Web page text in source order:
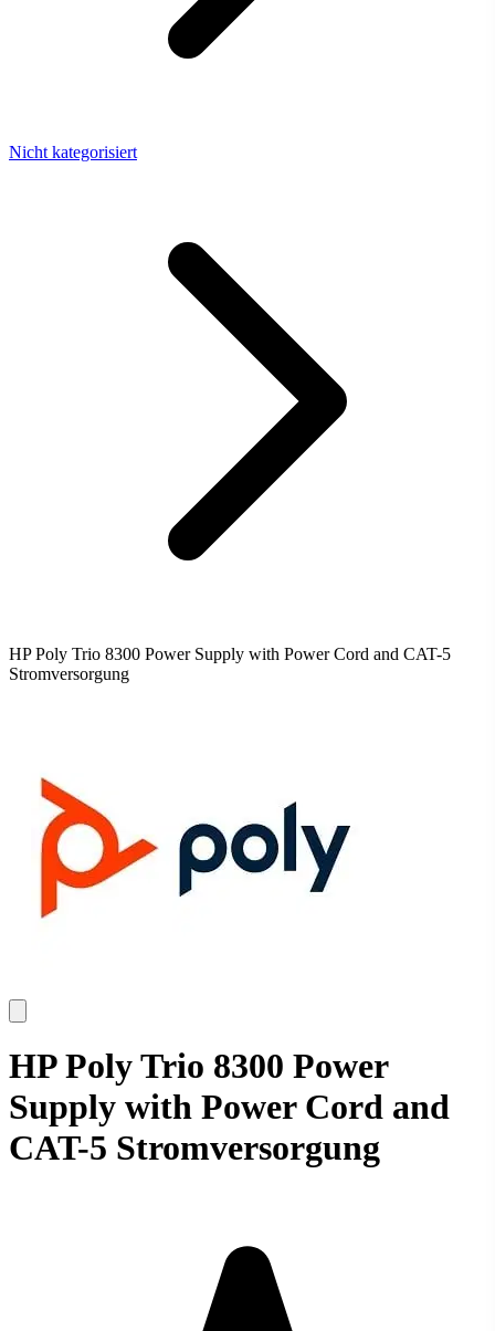
Nicht kategorisiert
HP Poly Trio 8300 Power Supply with Power Cord and CAT-5
Stromversorgung
HP Poly Trio 8300 Power
Supply with Power Cord and
CAT-5 Stromversorgung